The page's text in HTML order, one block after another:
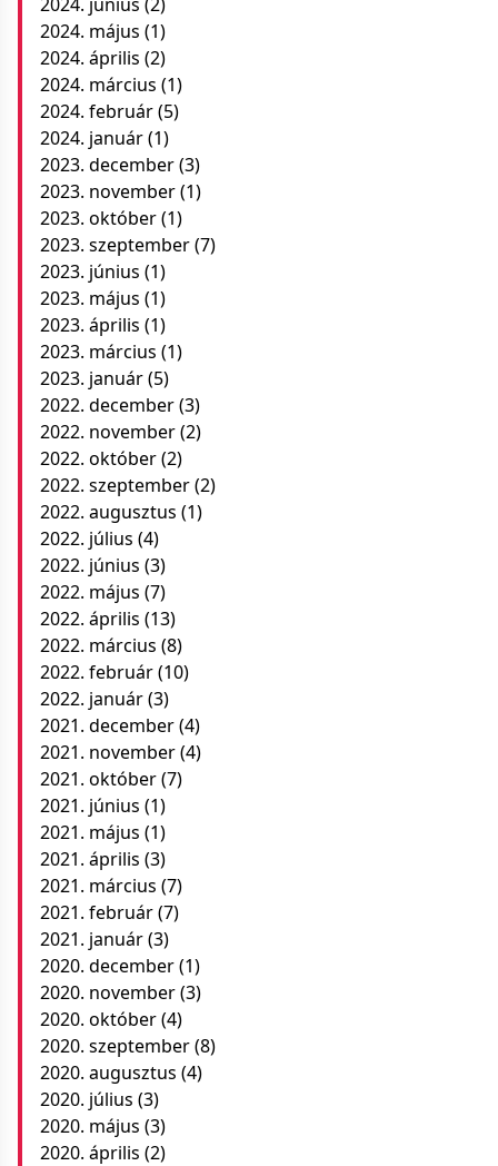
2024. május (1)
2024. április (2)
2024. március (1)
2024. február(5)
2024. január(1)
2023. december(3)
2023. november(1)
2023. október(1)
2023. szeptember(7)
2023. június (1)
2023. május (1)
2023. április (1)
2023. március (1)
2023. január(5)
2022. december(3)
2022. november(2)
2022. október(2)
2022. szeptember(2)
2022. augusztus (1)
2022. július (4)
2022. június (3)
2022. május (7)
2022. április (13)
2022. március (8)
2022. február(10)
2022. január(3)
2021. december(4)
2021. november(4)
2021. október(7)
2021. június (1)
2021. május (1)
2021. április (3)
2021. március (7)
2021. február(7)
2021. január(3)
2020. december(1)
2020. november(3)
2020. október(4)
2020. szeptember(8)
2020. augusztus (4)
2020. július (3)
2020. május (3)
2020. április (2)